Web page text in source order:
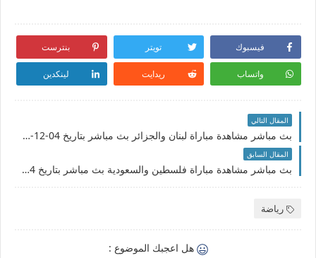
فيسبوك تويتر بنترست
واتساب ريدايت لينكدين
المقال التالي
بث مباشر مشاهدة مباراة لبنان والجزائر بث مباشر بتاريخ 04-12-2021 كأس العرب
المقال السابق
بث مباشر مشاهدة مباراة فلسطين والسعودية بث مباشر بتاريخ 04-12-2021 كأس العرب
رياضة
هل اعجبك الموضوع :